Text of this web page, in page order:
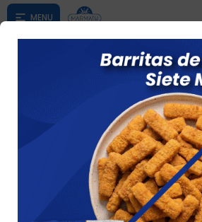
según su zona

Raviol De Verdura Sin